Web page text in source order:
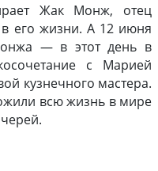
Жак Монж, отец
его жизни. А 12 июня
— в этот день в
с Марией
кузнечного мастера.
всю жизнь в мире